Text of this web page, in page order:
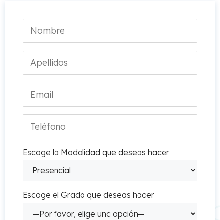
Escoge la Modalidad que deseas hacer
Escoge el Grado que deseas hacer